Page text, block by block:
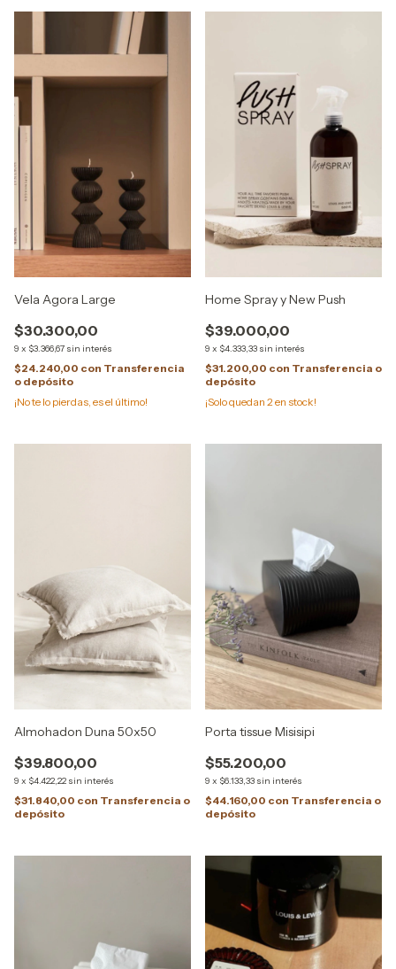
Vela Agora Large
$30.300,00
9 x $3.366,67 sin interés
$24.240,00 con Transferencia
o depósito
¡No te lo pierdas, es el último!
Home Spray y New Push
$39.000,00
9 x $4.333,33 sin interés
$31.200,00 con Transferencia o
depósito
¡Solo quedan 2 en stock!
Almohadon Duna 50x50
$39.800,00
9 x $4.422,22 sin interés
$31.840,00 con Transferencia o
depósito
Porta tissue Misisipi
$55.200,00
9 x $6.133,33 sin interés
$44.160,00 con Transferencia o
depósito